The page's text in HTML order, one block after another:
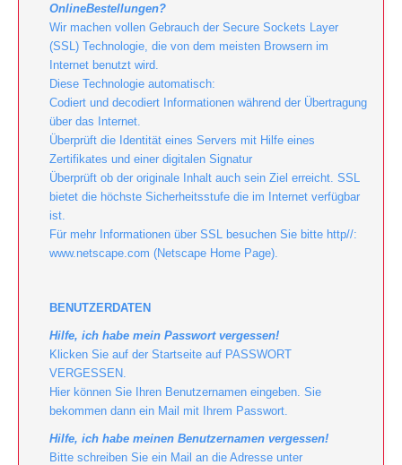
OnlineBestellungen?
Wir machen vollen Gebrauch der Secure Sockets Layer
(SSL) Technologie, die von dem meisten Browsern im
Internet benutzt wird.
Diese Technologie automatisch:
Codiert und decodiert Informationen während der Übertragung
über das Internet.
Überprüft die Identität eines Servers mit Hilfe eines
Zertifikates und einer digitalen Signatur
Überprüft ob der originale Inhalt auch sein Ziel erreicht. SSL
bietet die höchste Sicherheitsstufe die im Internet verfügbar
ist.
Für mehr Informationen über SSL besuchen Sie bitte http//:
www.netscape.com (Netscape Home Page).
BENUTZERDATEN
Hilfe, ich habe mein Passwort vergessen!
Klicken Sie auf der Startseite auf PASSWORT
VERGESSEN.
Hier können Sie Ihren Benutzernamen eingeben. Sie
bekommen dann ein Mail mit Ihrem Passwort.
Hilfe, ich habe meinen Benutzernamen vergessen!
Bitte schreiben Sie ein Mail an die Adresse unter